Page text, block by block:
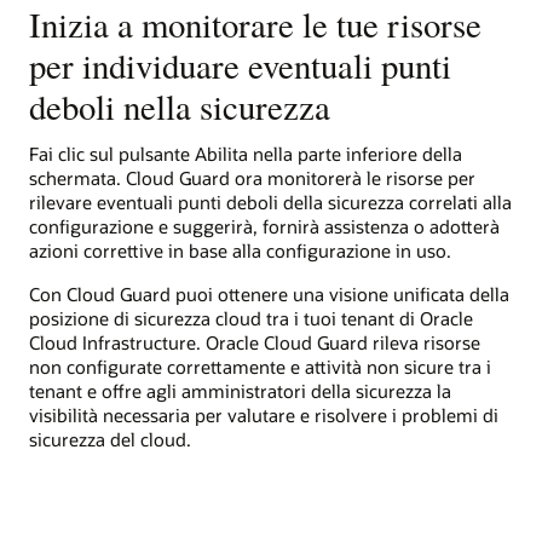
Inizia a monitorare le tue risorse
per individuare eventuali punti
deboli nella sicurezza
Fai clic sul pulsante Abilita nella parte inferiore della
schermata. Cloud Guard ora monitorerà le risorse per
rilevare eventuali punti deboli della sicurezza correlati alla
configurazione e suggerirà, fornirà assistenza o adotterà
azioni correttive in base alla configurazione in uso.
Con Cloud Guard puoi ottenere una visione unificata della
posizione di sicurezza cloud tra i tuoi tenant di Oracle
Cloud Infrastructure. Oracle Cloud Guard rileva risorse
non configurate correttamente e attività non sicure tra i
tenant e offre agli amministratori della sicurezza la
visibilità necessaria per valutare e risolvere i problemi di
sicurezza del cloud.